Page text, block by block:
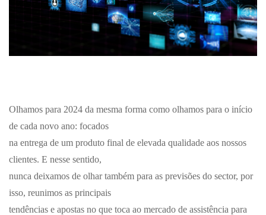
Olhamos para 2024 da mesma forma como olhamos para o início
de cada novo ano: focados
na entrega de um produto final de elevada qualidade aos nossos
clientes. E nesse sentido,
nunca deixamos de olhar também para as previsões do sector, por
isso, reunimos as principais
tendências e apostas no que toca ao mercado de assistência para